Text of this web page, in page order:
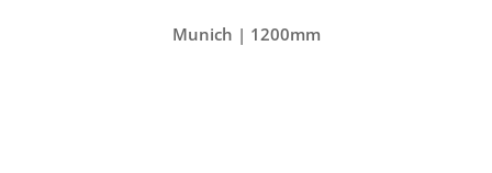
Munich | 1200mm